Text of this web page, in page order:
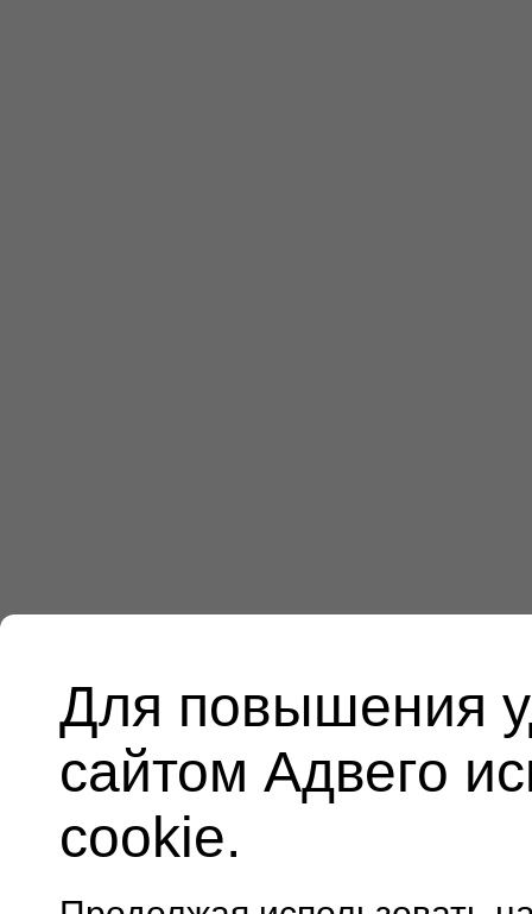
Для повышения
сайтом Адвего
cookie.